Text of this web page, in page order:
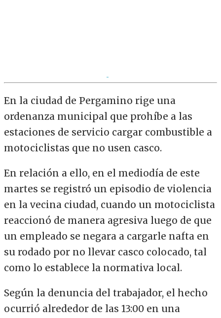
En la ciudad de Pergamino rige una
ordenanza municipal que prohíbe a las
estaciones de servicio cargar combustible a
motociclistas que no usen casco.
En relación a ello, en el mediodía de este
martes se registró un episodio de violencia
en la vecina ciudad, cuando un motociclista
reaccionó de manera agresiva luego de que
un empleado se negara a cargarle nafta en
su rodado por no llevar casco colocado, tal
como lo establece la normativa local.
Según la denuncia del trabajador, el hecho
ocurrió alrededor de las 13:00 en una